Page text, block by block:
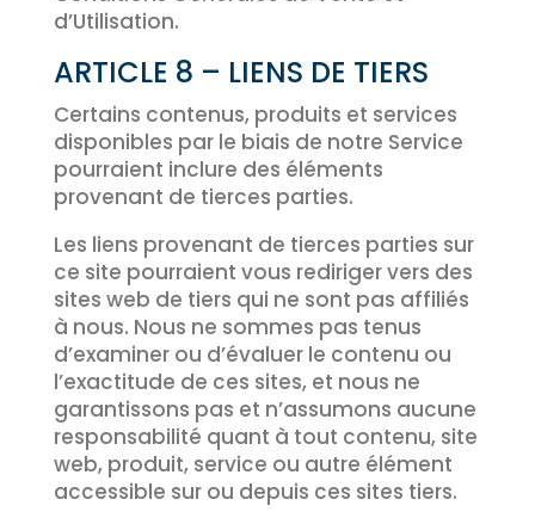
d’Utilisation.
ARTICLE 8 – LIENS DE TIERS
Certains contenus, produits et services
disponibles par le biais de notre Service
pourraient inclure des éléments
provenant de tierces parties.
Les liens provenant de tierces parties sur
ce site pourraient vous rediriger vers des
sites web de tiers qui ne sont pas affiliés
à nous. Nous ne sommes pas tenus
d’examiner ou d’évaluer le contenu ou
l’exactitude de ces sites, et nous ne
garantissons pas et n’assumons aucune
responsabilité quant à tout contenu, site
web, produit, service ou autre élément
accessible sur ou depuis ces sites tiers.